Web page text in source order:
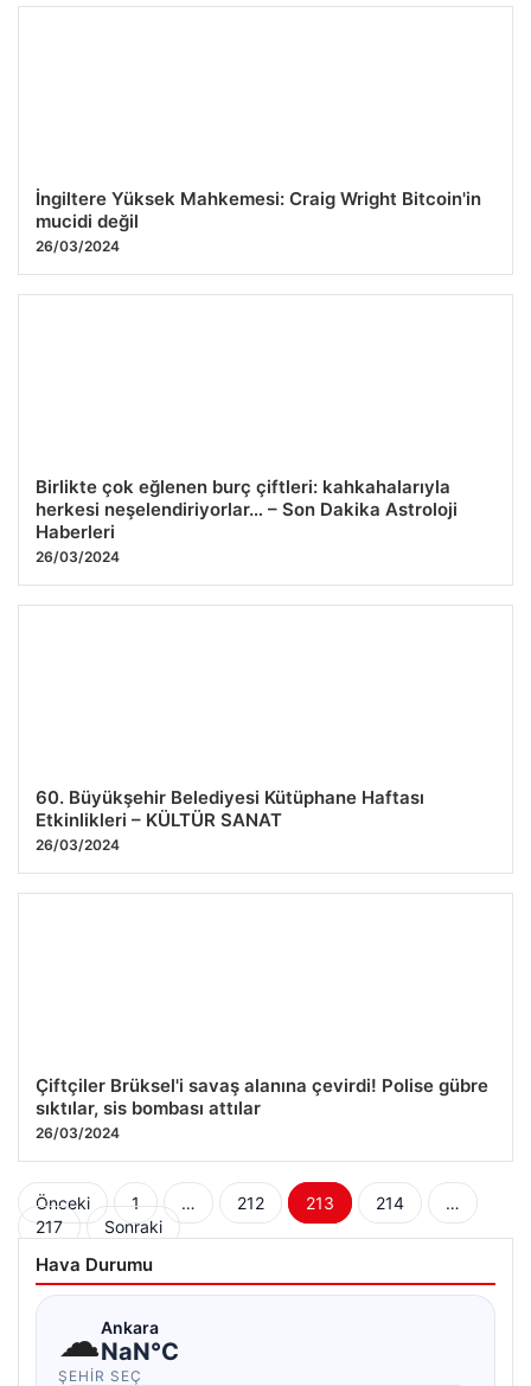
İngiltere Yüksek Mahkemesi: Craig Wright Bitcoin'in
mucidi değil
26/03/2024
Birlikte çok eğlenen burç çiftleri: kahkahalarıyla
herkesi neşelendiriyorlar… – Son Dakika Astroloji
Haberleri
26/03/2024
60. Büyükşehir Belediyesi Kütüphane Haftası
Etkinlikleri – KÜLTÜR SANAT
26/03/2024
Çiftçiler Brüksel'i savaş alanına çevirdi! Polise gübre
sıktılar, sis bombası attılar
26/03/2024
Yazı
sayfalaması
Önceki 1 … 212 213 214
…
217
Sonraki
Hava Durumu
☁Ankara
NaN°C
ŞEHIR SEÇ